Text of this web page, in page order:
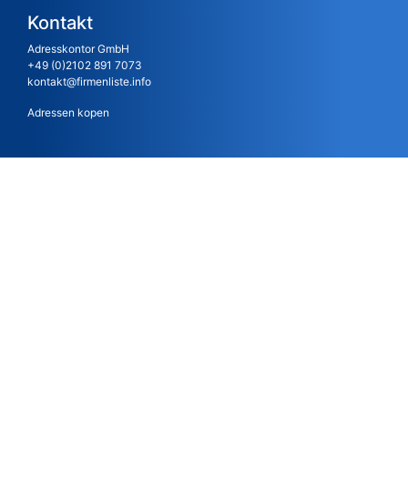
Kontakt
Adresskontor GmbH
+49 (0)2102 891 7073
kontakt@firmenliste.info
Adressen kopen